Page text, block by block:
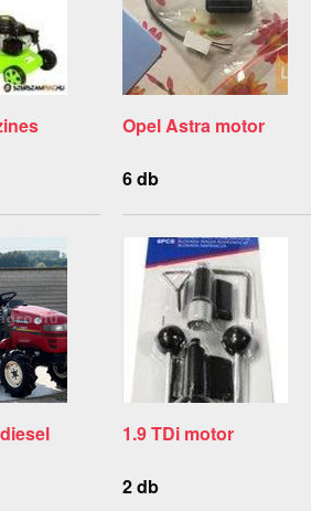
Opel Astra motor
6 db
1.9 TDi motor
2 db